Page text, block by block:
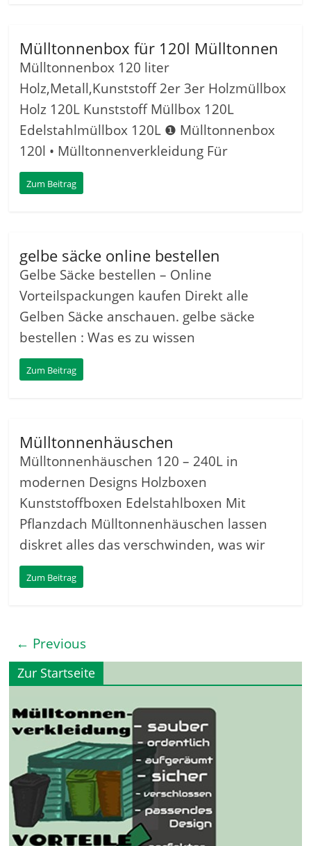
Mülltonnenbox für 120l Mülltonnen
Mülltonnenbox 120 liter
Holz,Metall,Kunststoff 2er 3er Holzmüllbox
Holz 120L Kunststoff Müllbox 120L
Edelstahlmüllbox 120L ❶ Mülltonnenbox
120l • Mülltonnenverkleidung Für
Zum Beitrag
gelbe säcke online bestellen
Gelbe Säcke bestellen – Online
Vorteilspackungen kaufen Direkt alle
Gelben Säcke anschauen. gelbe säcke
bestellen : Was es zu wissen
Zum Beitrag
Mülltonnenhäuschen
Mülltonnenhäuschen 120 – 240L in
modernen Designs Holzboxen
Kunststoffboxen Edelstahlboxen Mit
Pflanzdach Mülltonnenhäuschen lassen
diskret alles das verschwinden, was wir
Zum Beitrag
← Previous
Zur Startseite